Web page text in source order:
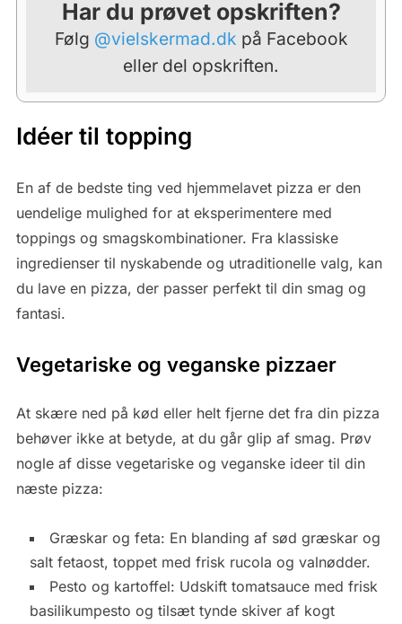
Har du prøvet opskriften?
Følg @vielskermad.dk på Facebook
eller del opskriften.
Idéer til topping
En af de bedste ting ved hjemmelavet pizza er den
uendelige mulighed for at eksperimentere med
toppings og smagskombinationer. Fra klassiske
ingredienser til nyskabende og utraditionelle valg, kan
du lave en pizza, der passer perfekt til din smag og
fantasi.
Vegetariske og veganske pizzaer
At skære ned på kød eller helt fjerne det fra din pizza
behøver ikke at betyde, at du går glip af smag. Prøv
nogle af disse vegetariske og veganske ideer til din
næste pizza:
Græskar og feta: En blanding af sød græskar og
salt fetaost, toppet med frisk rucola og valnødder.
Pesto og kartoffel: Udskift tomatsauce med frisk
basilikumpesto og tilsæt tynde skiver af kogt